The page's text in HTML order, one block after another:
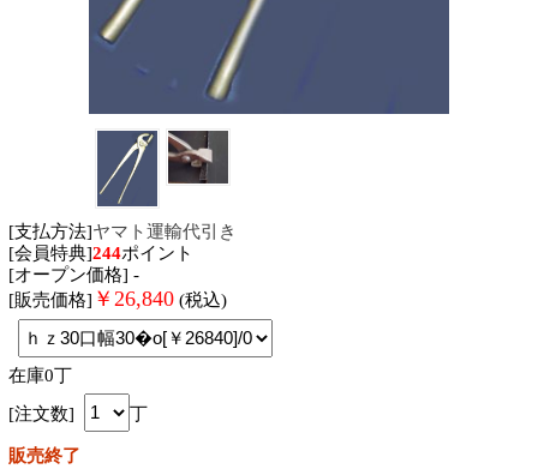
[支払方法]ヤマト運輸代引き
[会員特典]244ポイント
[オープン価格] -
[販売価格] ￥ 26,840 (税込)
在庫0丁
[注文数]
丁
販売終了